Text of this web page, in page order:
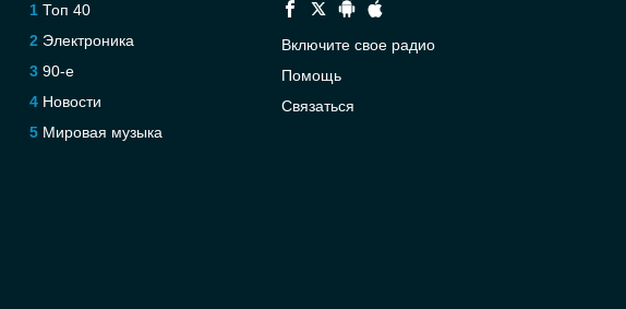
Топ 40
Электроника
90-е
Новости
Мировая музыка
Включите свое радио
Помощь
Связаться